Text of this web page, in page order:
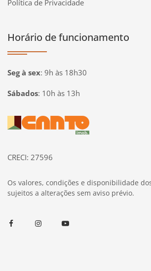
Política de Privacidade
Horário de funcionamento
Seg à sex: 9h às 18h30
Sábados: 10h às 13h
Página inicial
CRECI: 27596
Os valores, condições e disponibilidade
sujeitos a alterações sem aviso prévio.
FacebookInstagramYoutube